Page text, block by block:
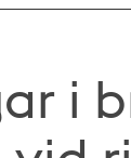
i